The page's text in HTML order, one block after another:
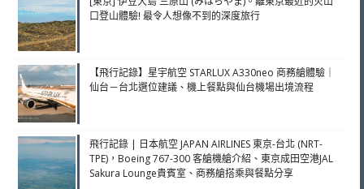
口登山體驗! 最令人想像不到的深度旅行
【飛行記錄】星宇航空 STARLUX A330neo 商務艙體驗｜
仙台－台北選位建議、機上餐點與仙台機場出境流程
飛行記錄 | 日本航空 JAPAN AIRLINES 東京-台北 (NRT-
TPE)，Boeing 767-300 客艙機艙介紹、東京成田空港JAL
Sakura Lounge貴賓室、商務艙搭乘與餐點分享